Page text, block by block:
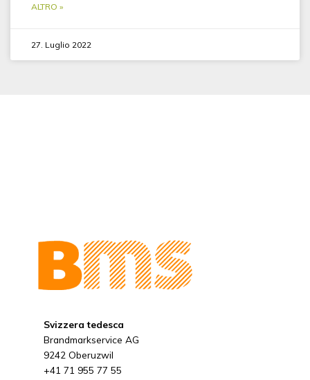
ALTRO »
27. Luglio 2022
Svizzera tedesca
Brandmarkservice AG
9242 Oberuzwil
+41 71 955 77 55